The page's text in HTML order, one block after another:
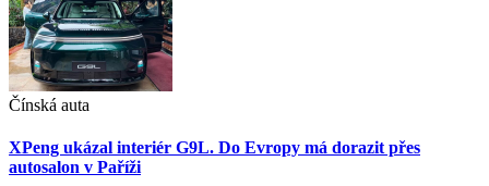
Čínská auta
XPeng ukázal interiér G9L. Do Evropy má dorazit přes
autosalon v Paříži